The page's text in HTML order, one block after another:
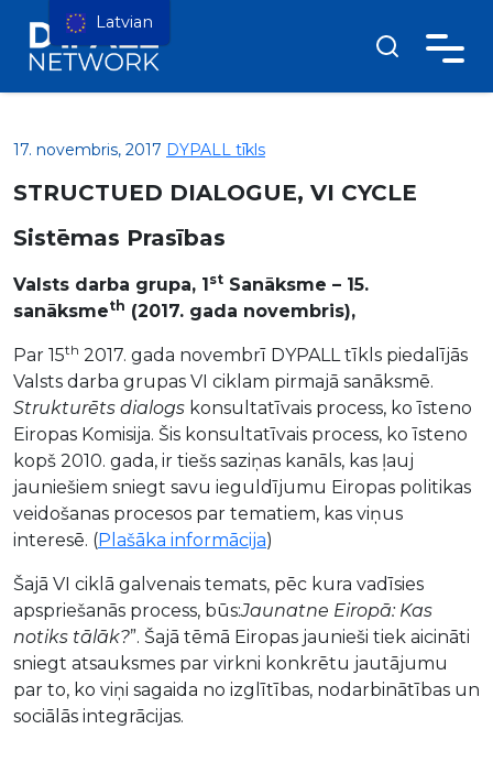
17. novembris, 2017 DYPALL tīkls
STRUCTUED DIALOGUE, VI CYCLE
Sistēmas Prasības
Valsts darba grupa, 1st Sanāksme – 15.
sanāksmeth (2017. gada novembris),
Par 15th 2017. gada novembrī DYPALL tīkls piedalījās
Valsts darba grupas VI ciklam pirmajā sanāksmē.
Strukturēts dialogs konsultatīvais process, ko īsteno
Eiropas Komisija. Šis konsultatīvais process, ko īsteno
kopš 2010. gada, ir tiešs saziņas kanāls, kas ļauj
jauniešiem sniegt savu ieguldījumu Eiropas politikas
veidošanas procesos par tematiem, kas viņus
interesē. (Plašāka informācija)
Šajā VI ciklā galvenais temats, pēc kura vadīsies
apspriešanās process, būs:Jaunatne Eiropā: Kas
notiks tālāk?”. Šajā tēmā Eiropas jaunieši tiek aicināti
sniegt atsauksmes par virkni konkrētu jautājumu
par to, ko viņi sagaida no izglītības, nodarbinātības un
sociālās integrācijas.
Latvian